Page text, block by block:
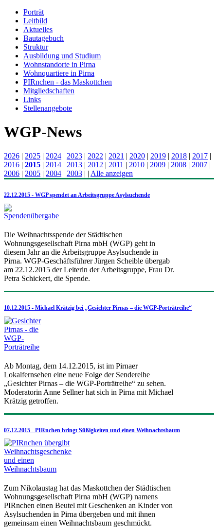
Porträt
Leitbild
Aktuelles
Bautagebuch
Struktur
Ausbildung und Studium
Wohnstandorte in Pirna
Wohnquartiere in Pirna
PIRnchen - das Maskottchen
Mitgliedschaften
Links
Stellenangebote
WGP-News
2026 | 2025 | 2024 | 2023 | 2022 | 2021 | 2020 | 2019 | 2018 | 2017 |
2016 | 2015 | 2014 | 2013 | 2012 | 2011 | 2010 | 2009 | 2008 | 2007 |
2006 | 2005 | 2004 | 2003 | | Alle anzeigen
22.12.2015 - WGP spendet an Arbeitsgruppe Asylsuchende
Die Weihnachtsspende der Städtischen
Wohnungsgesellschaft Pirna mbH (WGP) geht in
diesem Jahr an die Arbeitsgruppe Asylsuchende in
Pirna. WGP-Geschäftsführer Jürgen Scheible übergab
am 22.12.2015 der Leiterin der Arbeitsgruppe, Frau Dr.
Petra Schickert, die Spende.
10.12.2015 - Michael Krätzig bei „Gesichter Pirnas – die WGP-Porträtreihe“
Ab Montag, dem 14.12.2015, ist im Pirnaer
Lokalfernsehen eine neue Folge der Sendereihe
„Gesichter Pirnas – die WGP-Porträtreihe“ zu sehen.
Moderatorin Anne Sellner hat sich in Pirna mit Michael
Krätzig getroffen.
07.12.2015 - PIRnchen bringt Süßigkeiten und einen Weihnachtsbaum
Zum Nikolaustag hat das Maskottchen der Städtischen
Wohnungsgesellschaft Pirna mbH (WGP) namens
PIRnchen einen Beutel mit Geschenken an Kinder von
Asylsuchenden in Pirna übergeben und mit ihnen
gemeinsam einen Weihnachtsbaum geschmückt.